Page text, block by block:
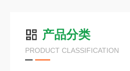
产品分类
PRODUCT CLASSIFICATION